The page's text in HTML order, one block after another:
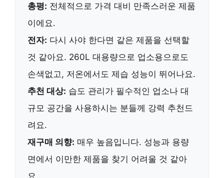
총평: 전체적으로 가격 대비 만족스러운 제품
이에요.
전자: 다시 사야 한다면 같은 제품을 선택할
것 같아요. 260L 대용량으로 업소용으로도
손색없고, 저온에서도 제습 성능이 뛰어나요.
추천 대상: 습도 관리가 필수적인 업소나 대
규모 공간을 사용하시는 분들께 강력 추천드
려요.
재구매 의향: 매우 높음입니다. 성능과 용량
면에서 이만한 제품을 찾기 어려울 것 같아
요.